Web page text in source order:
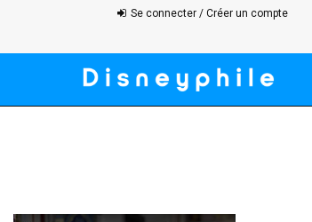
Se connecter / Créer un compte